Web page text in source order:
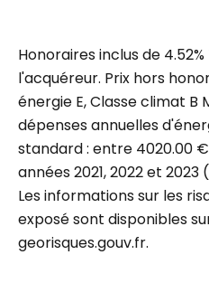
Honoraires inclus de
l'acquéreur. Prix hors
énergie E, Classe climat
dépenses annuelles
standard : entre 4020.00
années 2021, 2022 et
Les informations sur les
exposé sont disponibles
georisques.gouv.fr.